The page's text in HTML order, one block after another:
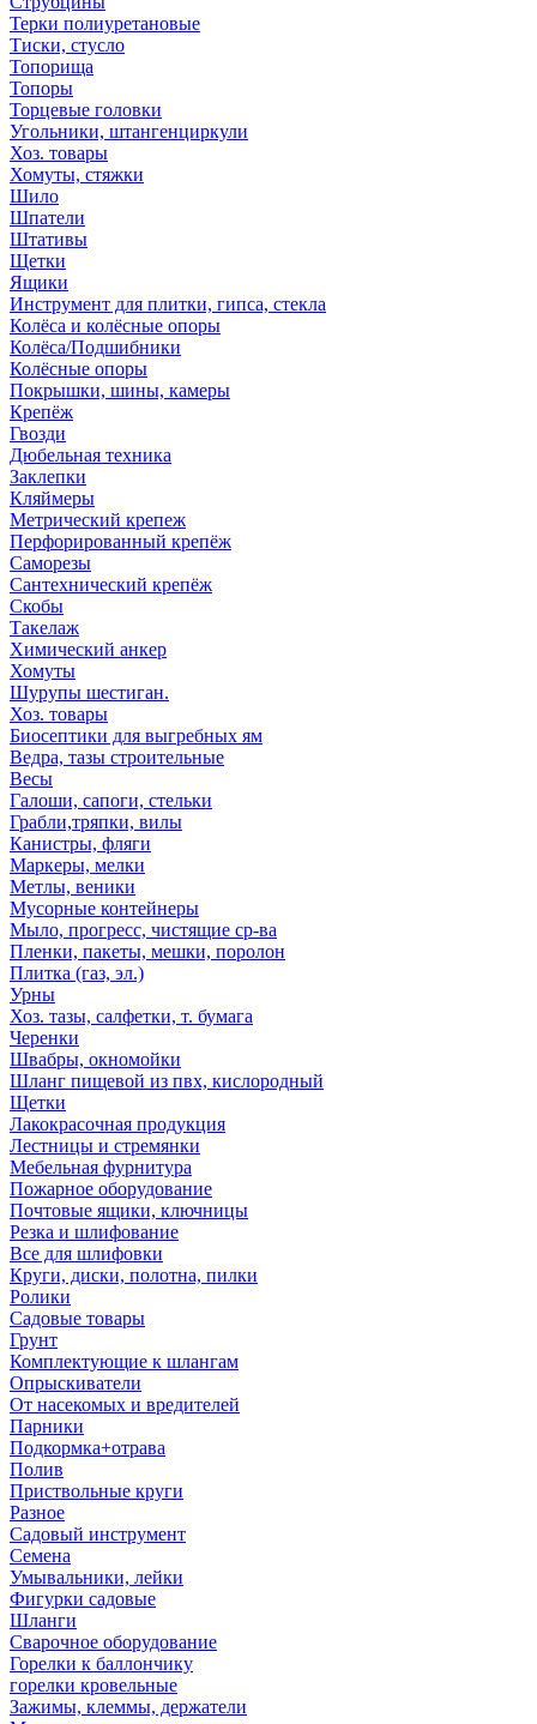
Терки полиуретановые
Тиски, стусло
Топорища
Топоры
Торцевые головки
Угольники, штангенциркули
Хоз. товары
Хомуты, стяжки
Шило
Шпатели
Штативы
Щетки
Ящики
Инструмент для плитки, гипса, стекла
Колёса и колёсные опоры
Колёса/Подшибники
Колёсные опоры
Покрышки, шины, камеры
Крепёж
Гвозди
Дюбельная техника
Заклепки
Кляймеры
Метрический крепеж
Перфорированный крепёж
Саморезы
Сантехнический крепёж
Скобы
Такелаж
Химический анкер
Хомуты
Шурупы шестиган.
Хоз. товары
Биосептики для выгребных ям
Ведра, тазы строительные
Весы
Галоши, сапоги, стельки
Грабли,тряпки, вилы
Канистры, фляги
Маркеры, мелки
Метлы, веники
Мусорные контейнеры
Мыло, прогресс, чистящие ср-ва
Пленки, пакеты, мешки, поролон
Плитка (газ, эл.)
Урны
Хоз. тазы, салфетки, т. бумага
Черенки
Швабры, окномойки
Шланг пищевой из пвх, кислородный
Щетки
Лакокрасочная продукция
Лестницы и стремянки
Мебельная фурнитура
Пожарное оборудование
Почтовые ящики, ключницы
Резка и шлифование
Все для шлифовки
Круги, диски, полотна, пилки
Ролики
Садовые товары
Грунт
Комплектующие к шлангам
Опрыскиватели
От насекомых и вредителей
Парники
Подкормка+отрава
Полив
Приствольные круги
Разное
Садовый инструмент
Семена
Умывальники, лейки
Фигурки садовые
Шланги
Сварочное оборудование
Горелки к баллончику
горелки кровельные
Зажимы, клеммы, держатели